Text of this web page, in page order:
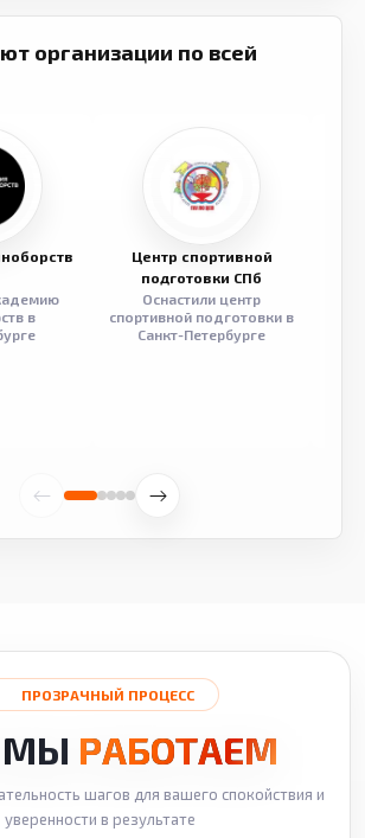
организации по всей
в
Центр спортивной
подготовки СПб
Оснастили центр
спортивной подготовки в
Санкт-Петербурге
ПРОЗРАЧНЫЙ ПРОЦЕСС
МЫ РАБОТАЕМ
шагов для вашего спокойствия и
уверенности в результате